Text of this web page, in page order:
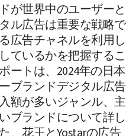
が世界中のユーザーと
ル広告は重要な戦略で
広告チャネルを利用し
ているかを把握するこ
ートは、2024年の日本
ブランドデジタル広告
額が多いジャンル、主
ブランドについて詳し